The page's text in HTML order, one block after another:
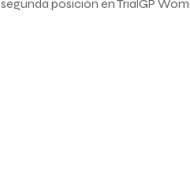
segunda posición en TrialGP